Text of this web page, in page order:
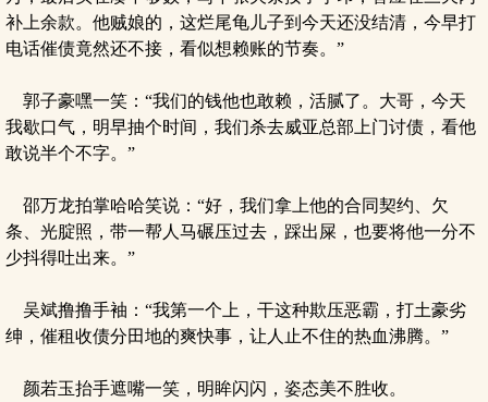
补上余款。他贼娘的，这烂尾龟儿子到今天还没结清，今早打
电话催债竟然还不接，看似想赖账的节奏。”
郭子豪嘿一笑：“我们的钱他也敢赖，活腻了。大哥，今天
我歇口气，明早抽个时间，我们杀去威亚总部上门讨债，看他
敢说半个不字。”
邵万龙拍掌哈哈笑说：“好，我们拿上他的合同契约、欠
条、光腚照，带一帮人马碾压过去，踩出屎，也要将他一分不
少抖得吐出来。”
吴斌撸撸手袖：“我第一个上，干这种欺压恶霸，打土豪劣
绅，催租收债分田地的爽快事，让人止不住的热血沸腾。”
颜若玉抬手遮嘴一笑，明眸闪闪，姿态美不胜收。